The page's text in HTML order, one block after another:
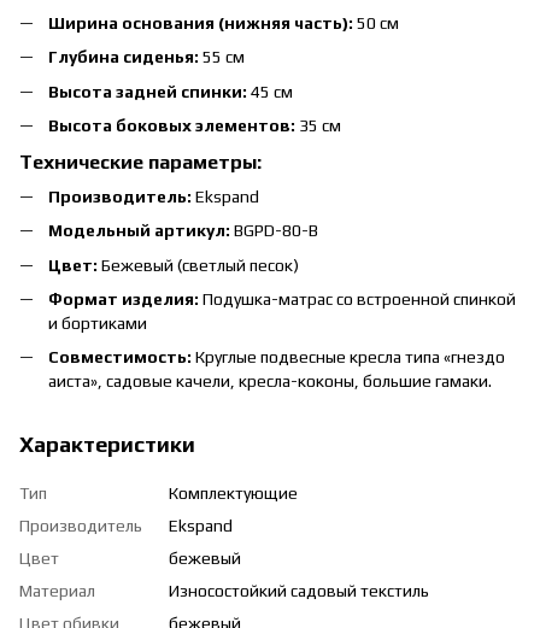
Ширина основания (нижняя часть): 50 см
Глубина сиденья: 55 см
Высота задней спинки: 45 см
Высота боковых элементов: 35 см
Технические параметры:
Производитель: Ekspand
Модельный артикул: BGPD-80-B
Цвет: Бежевый (светлый песок)
Формат изделия: Подушка-матрас со встроенной спинкой
и бортиками
Совместимость: Круглые подвесные кресла типа «гнездо
аиста», садовые качели, кресла-коконы, большие гамаки.
Характеристики
Тип
Комплектующие
Производитель
Ekspand
Цвет
бежевый
Материал
Износостойкий садовый текстиль
Цвет обивки
бежевый